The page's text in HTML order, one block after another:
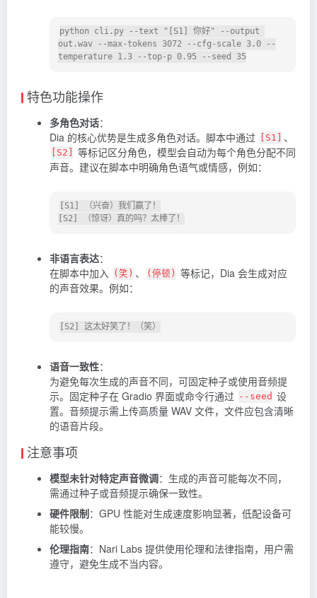
python cli.py --text "[S1] 你好" --output
out.wav --max-tokens 3072 --cfg-scale 3.0 --
特色功能操作
多角色对话：
Dia 的核心优势是生成多角色对话。脚本中通过
[S1] 、
[S2]
等标记区分角色，模型会自动为每个角色分配不同
声音。建议在脚本中明确角色语气或情感，例如：
[S1] （兴奋）我们赢了！
非语言表达：
在脚本中加入
(笑) 、 (停顿) 等标记，Dia 会生成对应
的声音效果。例如：
语音一致性：
为避免每次生成的声音不同，可固定种子或使用音频提
示。固定种子在 Gradio 界面或命令行通过 --seed 设
置。音频提示需上传高质量 WAV 文件，文件应包含清晰
的语音片段。
注意事项
模型未针对特定声音微调：生成的声音可能每次不同，
需通过种子或音频提示确保一致性。
硬件限制：GPU 性能对生成速度影响显著，低配设备可
能较慢。
伦理指南：Nari Labs 提供使用伦理和法律指南，用户需
遵守，避免生成不当内容。